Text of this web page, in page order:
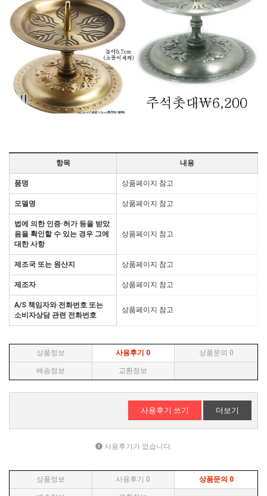
항목 내용
품명 상품페이지 참고
모델명 상품페이지 참고
법에 의한 인증·허가 등을 받았
음을 확인할 수 있는 경우 그에
대한 사항
상품페이지 참고
제조국 또는 원산지 상품페이지 참고
제조자 상품페이지 참고
A/S 책임자와 전화번호 또는
소비자상담 관련 전화번호
상품페이지 참고
상품정보 사용후기 0 상품문의 0
배송정보 교환정보
사용후기 쓰기 더보기
사용후기가 없습니다.
상품정보 사용후기 0 상품문의 0